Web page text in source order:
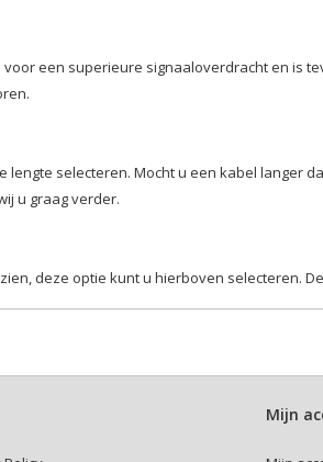
een superieure signaaloverdracht en is
selecteren. Mocht u een kabel langer
u graag verder.
deze optie kunt u hierboven selecteren.
te gebruiken.
Mijn